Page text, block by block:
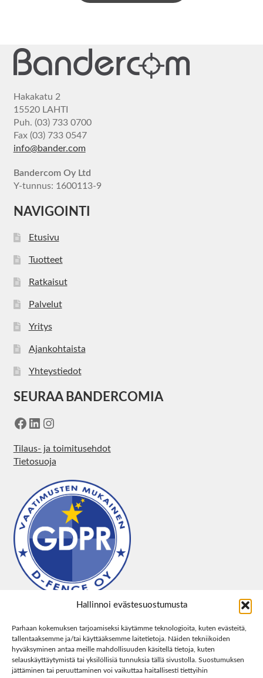
Hallinnoi evästesuostumusta
Parhaan kokemuksen tarjoamiseksi käytämme teknologioita, kuten evästeitä,
tallentaaksemme ja/tai käyttääksemme laitetietoja. Näiden tekniikoiden
hyväksyminen antaa meille mahdollisuuden käsitellä tietoja, kuten
selauskäyttäytymistä tai yksilöllisiä tunnuksia tällä sivustolla. Suostumuksen
jättäminen tai peruuttaminen voi vaikuttaa haitallisesti tiettyihin
Hakakatu 2
15520 LAHTI
Puh. (03) 733 0700
Fax (03) 733 0547
info@bander.com
Bandercom Oy Ltd
Y-tunnus: 1600113-9
NAVIGOINTI
Etusivu
Tuotteet
Ratkaisut
Palvelut
Yritys
Ajankohtaista
Yhteystiedot
SEURAA BANDERCOMIA
Facebook
LinkedIn
Instagram
Tilaus- ja toimitusehdot
Tietosuoja